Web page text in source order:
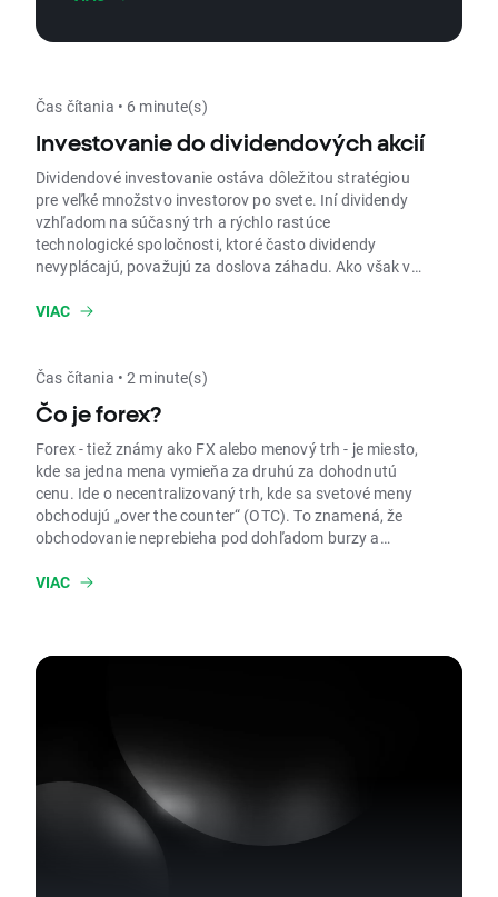
Čas čítania • 6 minute(s)
Investovanie do dividendových akcií
Dividendové investovanie ostáva dôležitou stratégiou
pre veľké množstvo investorov po svete. Iní dividendy
vzhľadom na súčasný trh a rýchlo rastúce
technologické spoločnosti, ktoré často dividendy
nevyplácajú, považujú za doslova záhadu. Ako však v
dividendový výnos a ako je možné identifikovať
tieto otázky odpovedať.
VIAC
Čas čítania • 2 minute(s)
Čo je forex?
Forex - tiež známy ako FX alebo menový trh - je miesto,
kde sa jedna mena vymieňa za druhú za dohodnutú
cenu. Ide o necentralizovaný trh, kde sa svetové meny
obchodujú „over the counter“ (OTC). To znamená, že
obchodovanie neprebieha pod dohľadom burzy a
VIAC